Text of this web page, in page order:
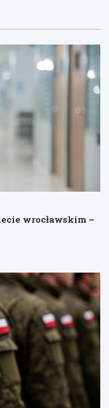
wrocławskim –